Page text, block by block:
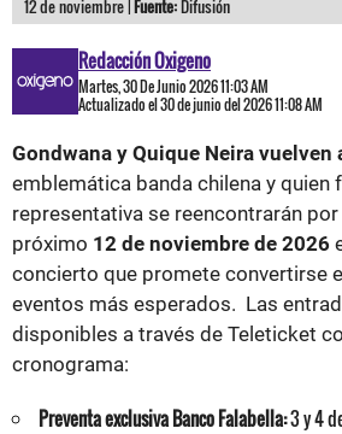
12 de noviembre |Fuente:Difusión
Redacción Oxigeno
Martes, 30 De Junio 2026 11:03 AM
Actualizado el 30 de junio del 2026 11:08 AM
Gondwana y Quique Neira vuelven
emblemática banda chilena y quien
representativa se reencontrarán por
próximo 12 de noviembre de 2026
concierto que promete convertirse
eventos más esperados. Las
disponibles a través de Teleticket
cronograma:
Preventa exclusiva Banco Falabella:3 y 4